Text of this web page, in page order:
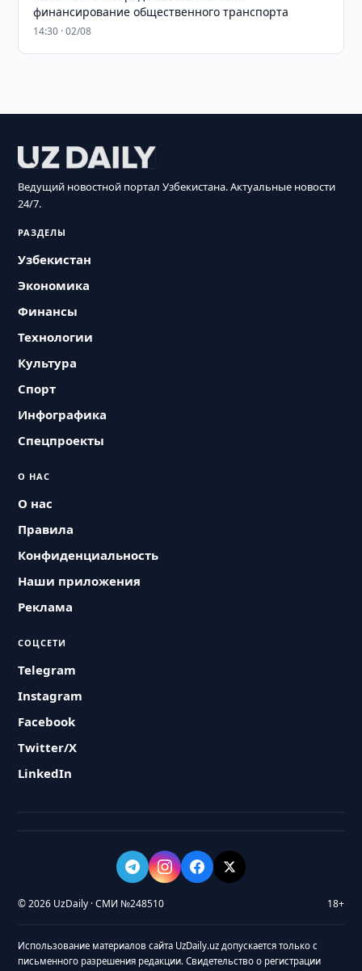
финансирование общественного транспорта
14:30 · 02/08
Ведущий новостной портал Узбекистана. Актуальные новости
24/7.
РАЗДЕЛЫ
Узбекистан
Экономика
Финансы
Технологии
Культура
Спорт
Инфографика
Спецпроекты
О НАС
О нас
Правила
Конфиденциальность
Наши приложения
Реклама
СОЦСЕТИ
Telegram
Instagram
Facebook
Twitter/X
LinkedIn
© 2026 UzDaily · СМИ №248510 18+
Использование материалов сайта UzDaily.uz допускается только с
письменного разрешения редакции. Свидетельство о регистрации